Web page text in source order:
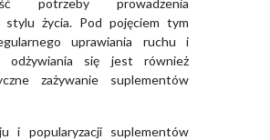
stylu życia. Pod pojęciem tym
uprawiania ruchu i
odżywiania się jest również
zażywanie suplementów
i popularyzacji suplementów